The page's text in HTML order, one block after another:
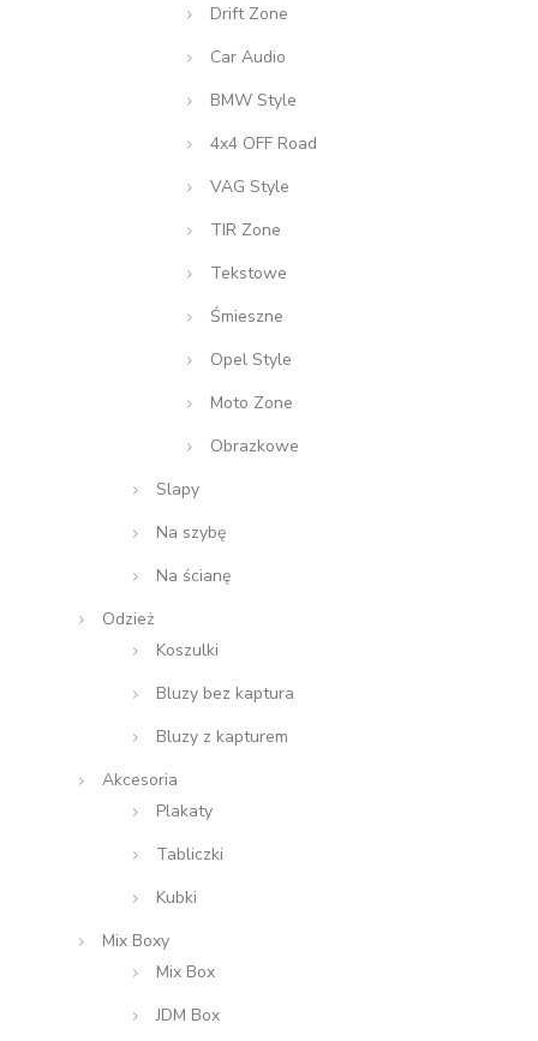
Drift Zone
Car Audio
BMW Style
4x4 OFF Road
VAG Style
TIR Zone
Tekstowe
Śmieszne
Opel Style
Moto Zone
Obrazkowe
Slapy
Na szybę
Na ścianę
Odzież
Koszulki
Bluzy bez kaptura
Bluzy z kapturem
Akcesoria
Plakaty
Tabliczki
Kubki
Mix Boxy
Mix Box
JDM Box